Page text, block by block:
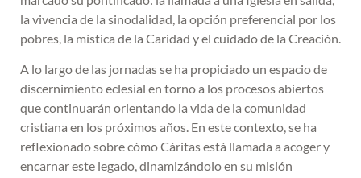
la vivencia de la sinodalidad, la opción preferencial por los
pobres, la mística de la Caridad y el cuidado de la Creación.
A lo largo de las jornadas se ha propiciado un espacio de
discernimiento eclesial en torno a los procesos abiertos
que continuarán orientando la vida de la comunidad
cristiana en los próximos años. En este contexto, se ha
reflexionado sobre cómo Cáritas está llamada a acoger y
encarnar este legado, dinamizándolo en su misión